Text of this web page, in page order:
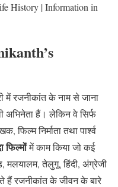
History | Information in
में रजनीकांत के नाम से जाना
अभिनेता हैं। लेकिन वे सिर्फ
निर्माता तथा पार्श्व
फिल्मोंमें काम किया जो कई
मलयालम, तेलुगू, हिंदी, अंग्रेजी
हैं रजनीकांत के जीवन के बारे